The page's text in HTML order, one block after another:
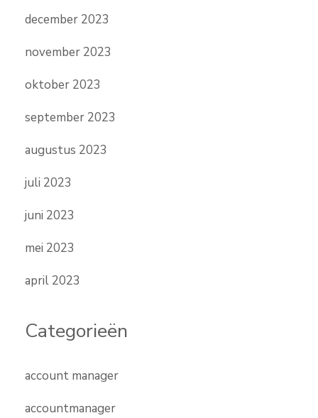
december 2023
november 2023
oktober 2023
september 2023
augustus 2023
juli 2023
juni 2023
mei 2023
april 2023
Categorieën
account manager
accountmanager